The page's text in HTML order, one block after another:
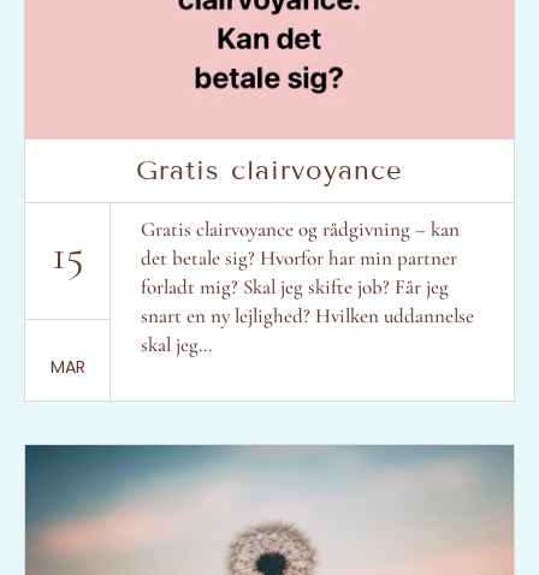
Gratis clairvoyance
15
MAR
Gratis clairvoyance og rådgivning – kan
det betale sig? Hvorfor har min partner
forladt mig? Skal jeg skifte job? Får jeg
snart en ny lejlighed? Hvilken uddannelse
skal jeg...